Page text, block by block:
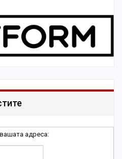
вашата адреса: